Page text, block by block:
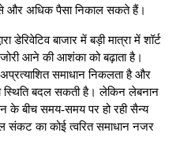
से और अधिक पैसा निकाल सकते हैं।
डेरिवेटिव बाजार में बड़ी मात्रा में शॉर्ट
आने की आशंका को बढ़ाता है।
समाधान निकलता है और
स्थिति बदल सकती है। लेकिन लेबनान
के बीच समय-समय पर हो रही सैन्य
संकट का कोई त्वरित समाधान नजर